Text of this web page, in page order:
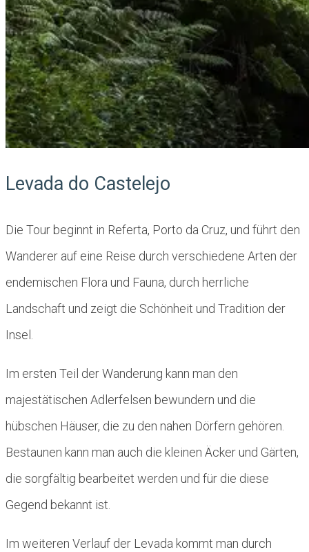
Levada do Castelejo
Die Tour beginnt in Referta, Porto da Cruz, und führt den
Wanderer auf eine Reise durch verschiedene Arten der
endemischen Flora und Fauna, durch herrliche
Landschaft und zeigt die Schönheit und Tradition der
Insel.
Im ersten Teil der Wanderung kann man den
majestätischen Adlerfelsen bewundern und die
hübschen Häuser, die zu den nahen Dörfern gehören.
Bestaunen kann man auch die kleinen Äcker und Gärten,
die sorgfältig bearbeitet werden und für die diese
Gegend bekannt ist.
Im weiteren Verlauf der Levada kommt man durch